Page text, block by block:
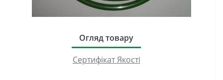
Огляд товару
Сертифікат Якості